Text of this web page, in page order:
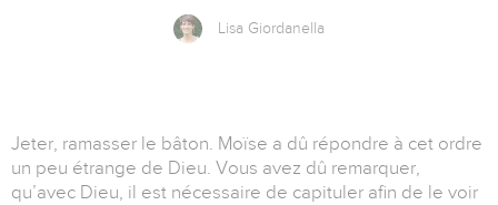
Lisa Giordanella
Jeter, ramasser le bâton. Moïse a dû répondre à cet ordre
un peu étrange de Dieu. Vous avez dû remarquer,
qu’avec Dieu, il est nécessaire de capituler afin de le voir